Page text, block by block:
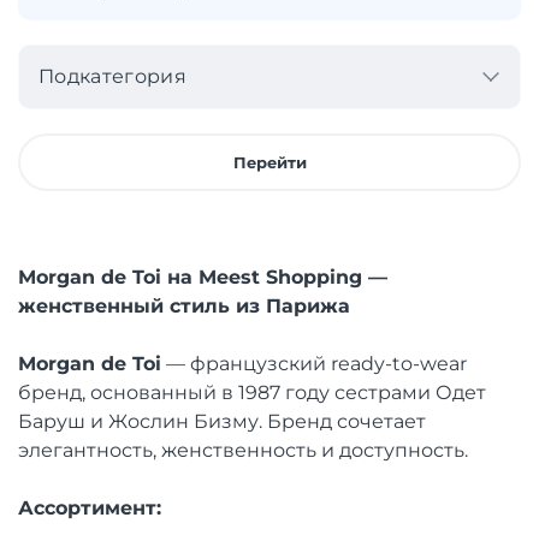
Подкатегория
Перейти
Morgan de Toi на Meest Shopping —
женственный стиль из Парижа
Morgan de Toi — французский ready-to-wear
бренд, основанный в 1987 году сестрами Одет
Баруш и Жослин Бизму. Бренд сочетает
элегантность, женственность и доступность.
Ассортимент: